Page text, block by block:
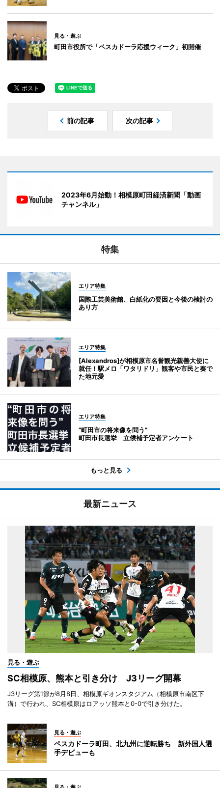
見る・遊ぶ
町田市役所で「ペスカドーラ応援ウィーク」初開催
前の記事 次の記事
2023年6月始動！相模原町田経済新聞「動画
チャンネル」
特集
エリア特集
国際工芸美術館、白紙化の要因と今後の検討の
あり方
エリア特集
[Alexandros]が相模原市名誉観光親善大使に
就任！駅メロ「ワタリドリ」観客や市民と奏で
た地元愛
エリア特集
“町田市の将来像を問う”
町田市長選挙 立候補予定者アンケート
もっと見る
最新ニュース
見る・遊ぶ
SC相模原、熊本と引き分け J3リーグ開幕
J3リーグ第1節が8月8日、相模原ギオンスタジアム（相模原市南区下
溝）で行われ、SC相模原はロアッソ熊本と0-0で引き分けた。
見る・遊ぶ
ペスカドーラ町田、北九州に逆転勝ち 新外国人選
手デビューも